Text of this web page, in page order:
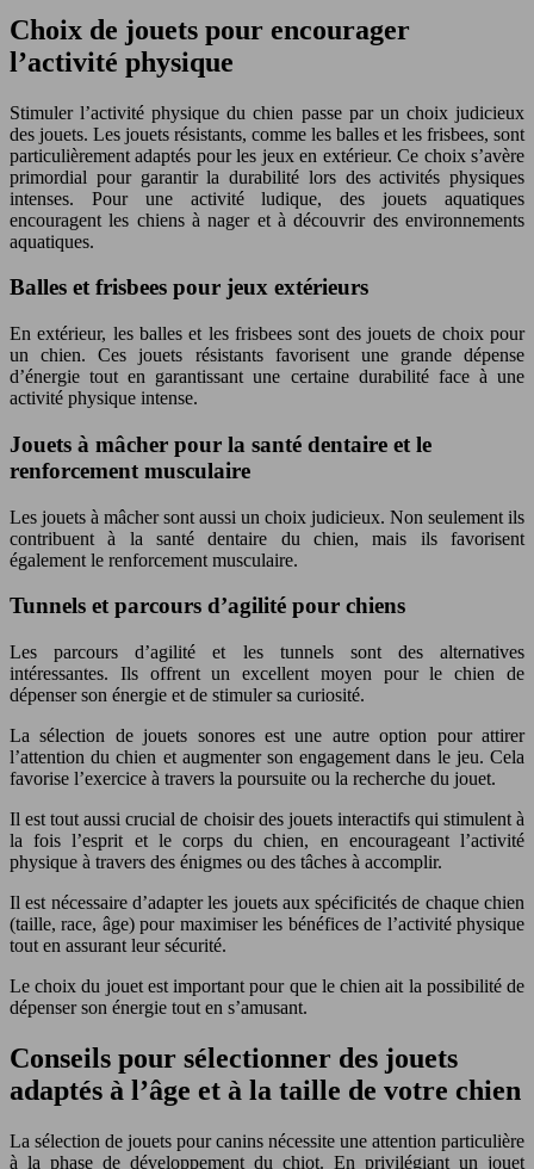
Choix de jouets pour encourager
l’activité physique
Stimuler l’activité physique du chien passe par un choix judicieux
des jouets. Les jouets résistants, comme les balles et les frisbees, sont
particulièrement adaptés pour les jeux en extérieur. Ce choix s’avère
primordial pour garantir la durabilité lors des activités physiques
intenses. Pour une activité ludique, des jouets aquatiques
encouragent les chiens à nager et à découvrir des environnements
aquatiques.
Balles et frisbees pour jeux extérieurs
En extérieur, les balles et les frisbees sont des jouets de choix pour
un chien. Ces jouets résistants favorisent une grande dépense
d’énergie tout en garantissant une certaine durabilité face à une
activité physique intense.
Jouets à mâcher pour la santé dentaire et le
renforcement musculaire
Les jouets à mâcher sont aussi un choix judicieux. Non seulement ils
contribuent à la santé dentaire du chien, mais ils favorisent
également le renforcement musculaire.
Tunnels et parcours d’agilité pour chiens
Les parcours d’agilité et les tunnels sont des alternatives
intéressantes. Ils offrent un excellent moyen pour le chien de
dépenser son énergie et de stimuler sa curiosité.
La sélection de jouets sonores est une autre option pour attirer
l’attention du chien et augmenter son engagement dans le jeu. Cela
favorise l’exercice à travers la poursuite ou la recherche du jouet.
Il est tout aussi crucial de choisir des jouets interactifs qui stimulent à
la fois l’esprit et le corps du chien, en encourageant l’activité
physique à travers des énigmes ou des tâches à accomplir.
Il est nécessaire d’adapter les jouets aux spécificités de chaque chien
(taille, race, âge) pour maximiser les bénéfices de l’activité physique
tout en assurant leur sécurité.
Le choix du jouet est important pour que le chien ait la possibilité de
dépenser son énergie tout en s’amusant.
Conseils pour sélectionner des jouets
adaptés à l’âge et à la taille de votre chien
La sélection de jouets pour canins nécessite une attention particulière
à la phase de développement du chiot. En privilégiant un jouet